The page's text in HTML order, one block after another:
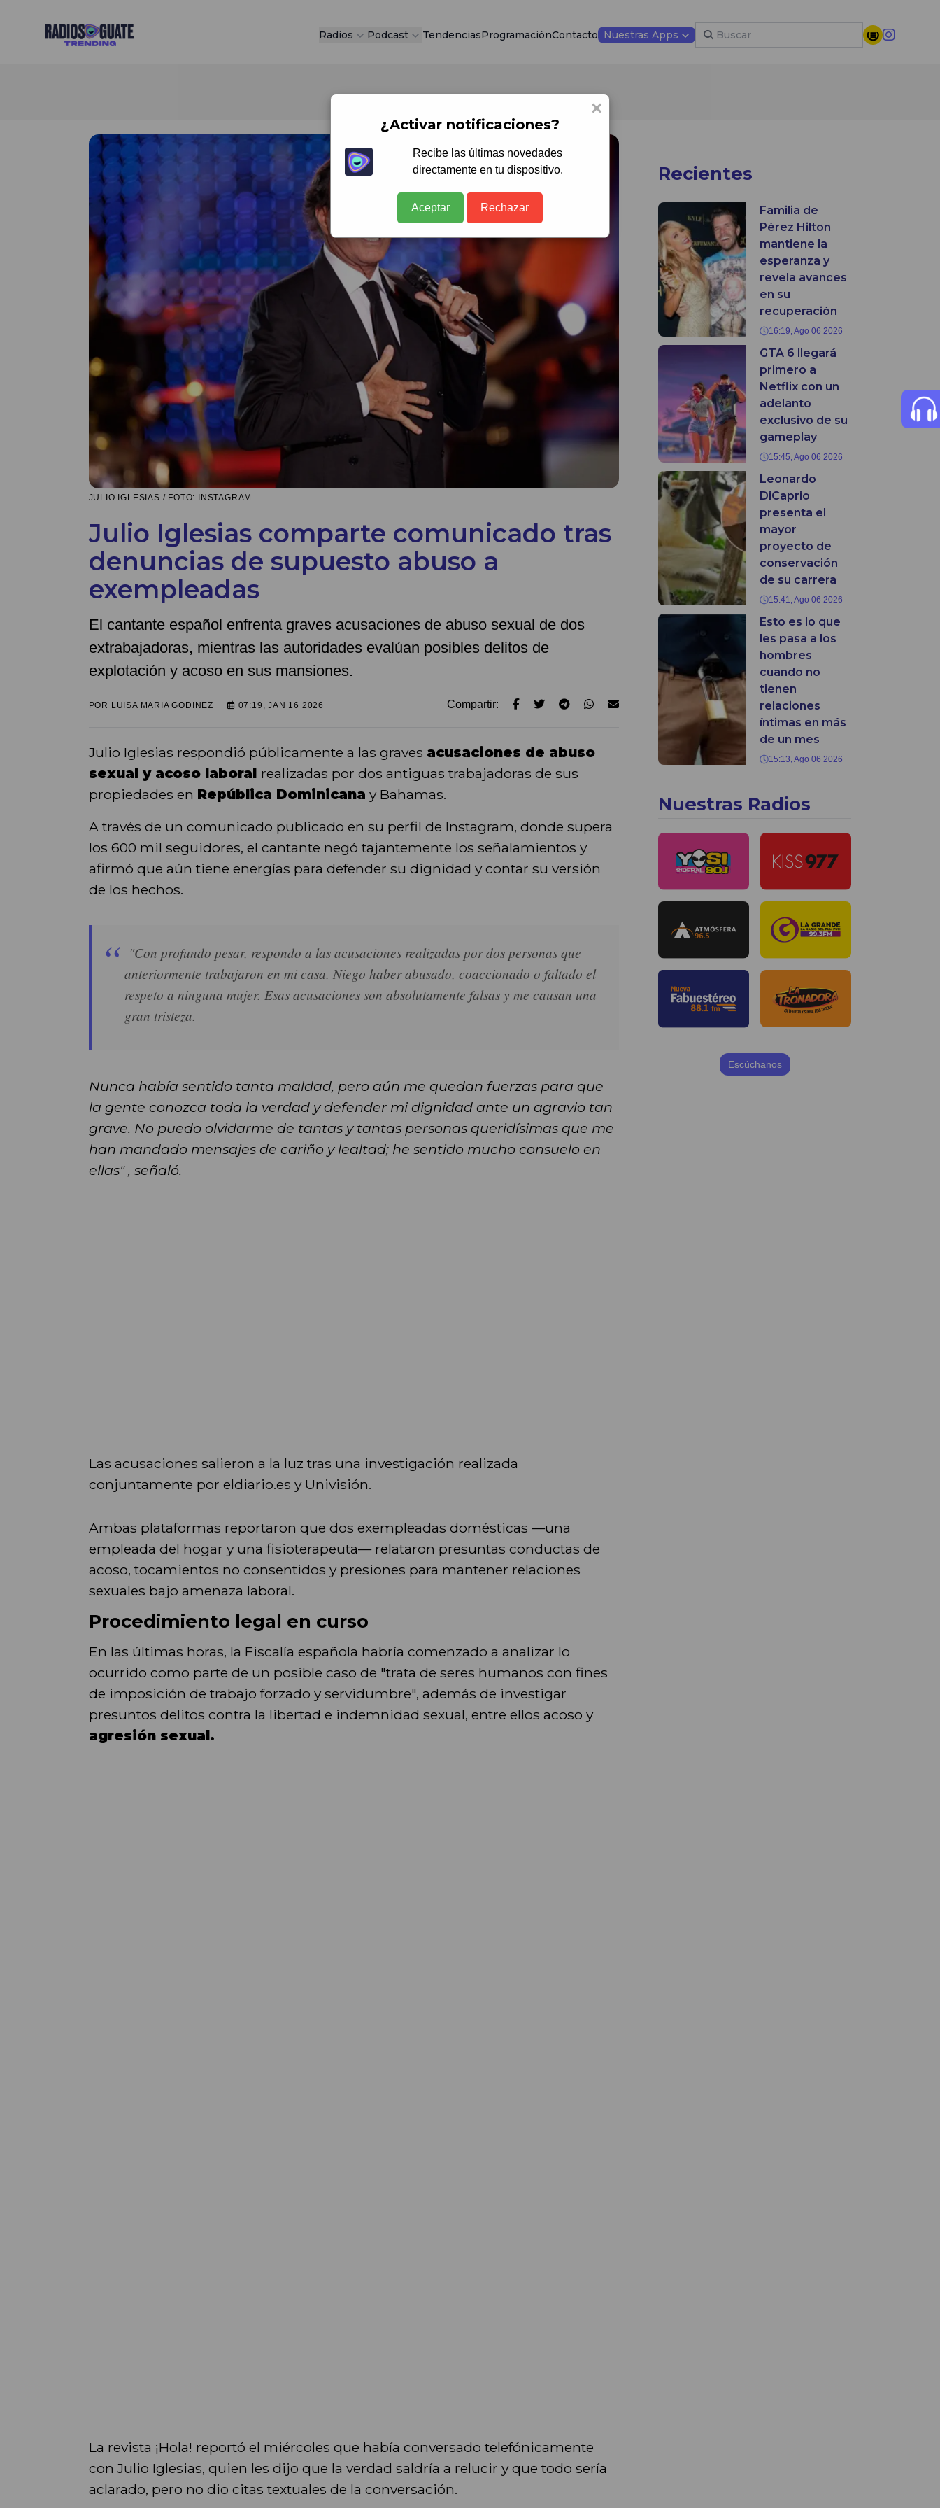
Radios Guate Radios Podcast TendenciasProgramaciónContacto Nuestras Apps
JULIO IGLESIAS / FOTO: INSTAGRAM
Julio Iglesias comparte comunicado tras
denuncias de supuesto abuso a
exempleadas
El cantante español enfrenta graves acusaciones de abuso sexual de dos
extrabajadoras, mientras las autoridades evalúan posibles delitos de
explotación y acoso en sus mansiones.
POR LUISA MARIA GODINEZ 07:19, JAN 16 2026 Compartir:
Julio Iglesias respondió públicamente a las graves acusaciones de abuso
sexual y acoso laboral realizadas por dos antiguas trabajadoras de sus
propiedades en República Dominicana y Bahamas.
A través de un comunicado publicado en su perfil de Instagram, donde supera
los 600 mil seguidores, el cantante negó tajantemente los señalamientos y
afirmó que aún tiene energías para defender su dignidad y contar su versión
de los hechos.
"Con profundo pesar, respondo a las acusaciones realizadas por dos personas que
anteriormente trabajaron en mi casa. Niego haber abusado, coaccionado o faltado el
respeto a ninguna mujer. Esas acusaciones son absolutamente falsas y me causan una
gran tristeza.
Nunca había sentido tanta maldad, pero aún me quedan fuerzas para que
la gente conozca toda la verdad y defender mi dignidad ante un agravio tan
grave. No puedo olvidarme de tantas y tantas personas queridísimas que me
han mandado mensajes de cariño y lealtad; he sentido mucho consuelo en
ellas" , señaló.
Las acusaciones salieron a la luz tras una investigación realizada
conjuntamente por eldiario.es y Univisión.
Ambas plataformas reportaron que dos exempleadas domésticas —una
empleada del hogar y una fisioterapeuta— relataron presuntas conductas de
acoso, tocamientos no consentidos y presiones para mantener relaciones
sexuales bajo amenaza laboral.
Procedimiento legal en curso
En las últimas horas, la Fiscalía española habría comenzado a analizar lo
ocurrido como parte de un posible caso de "trata de seres humanos con fines
de imposición de trabajo forzado y servidumbre", además de investigar
presuntos delitos contra la libertad e indemnidad sexual, entre ellos acoso y
agresión sexual.
La revista ¡Hola! reportó el miércoles que había conversado telefónicamente
con Julio Iglesias, quien les dijo que la verdad saldría a relucir y que todo sería
aclarado, pero no dio citas textuales de la conversación.
Recientes
Familia de
Pérez Hilton
mantiene la
esperanza y
revela avances
en su
recuperación
16:19, Ago 06 2026
GTA 6 llegará
primero a
Netflix con un
adelanto
exclusivo de su
gameplay
15:45, Ago 06 2026
Leonardo
DiCaprio
presenta el
mayor
proyecto de
conservación
de su carrera
15:41, Ago 06 2026
Esto es lo que
les pasa a los
hombres
cuando no
tienen
relaciones
íntimas en más
de un mes
15:13, Ago 06 2026
Nuestras Radios
Escúchanos
×
¿Activar notificaciones?
Recibe las últimas novedades
directamente en tu dispositivo.
Aceptar Rechazar